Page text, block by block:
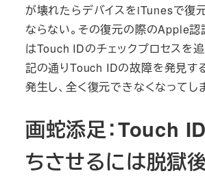
が壊れたらデバイスをiTunesで復
ならない。その復元の際のApple
はTouch IDのチェックプロセスを
記の通りTouch IDの故障を発見す
発生し、全く復元できなくなってし
画蛇添足：Touch
ちさせるには脱獄